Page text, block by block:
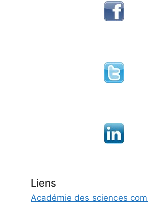
Liens
Académie des sciences